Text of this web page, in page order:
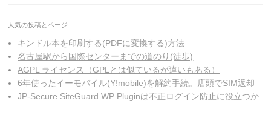
人気の投稿とページ
キンドル本を印刷する(PDFに変換する)方法
名古屋駅から国際センターまでの道のり(徒歩)
AGPL ライセンス（GPLとは似ているが違いもある）
6年使ったイーモバイル(Y!mobile)を解約手続。店頭でSIM返却
JP-Secure SiteGuard WP Pluginは不正ログイン防止に役立つか